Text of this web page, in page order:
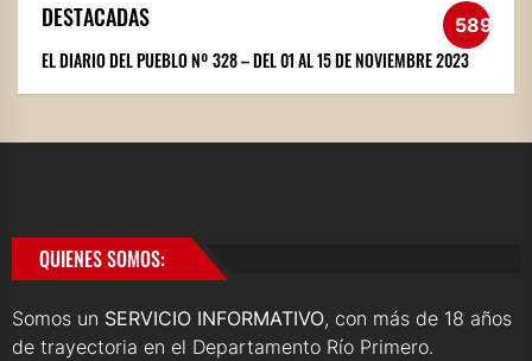
DESTACADAS 589
EL DIARIO DEL PUEBLO Nº 328 – DEL 01 AL 15 DE NOVIEMBRE 2023
QUIENES SOMOS:
Somos un SERVICIO INFORMATIVO, con más de 18 años
de trayectoria en el Departamento Río Primero.